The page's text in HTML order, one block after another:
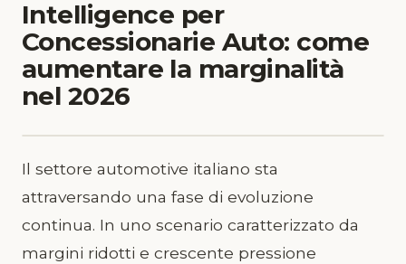
Intelligence per
Concessionarie Auto: come
aumentare la marginalità
nel 2026
Il settore automotive italiano sta
attraversando una fase di evoluzione
continua. In uno scenario caratterizzato da
margini ridotti e crescente pressione